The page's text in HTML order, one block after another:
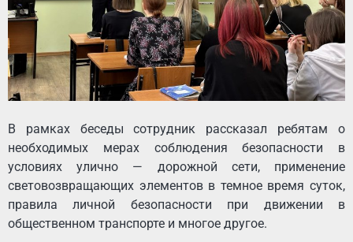
В рамках беседы сотрудник рассказал ребятам о
необходимых мерах соблюдения безопасности в
условиях улично — дорожной сети, применение
световозвращающих элементов в темное время суток,
правила личной безопасности при движении в
общественном транспорте и многое другое.